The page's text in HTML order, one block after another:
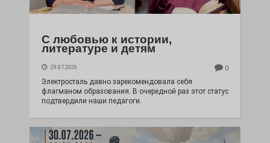
С любовью к истории,
литературе и детям
29.07.2026 0
Электросталь давно зарекомендовала себя
флагманом образования. В очередной раз этот статус
подтвердили наши педагоги.